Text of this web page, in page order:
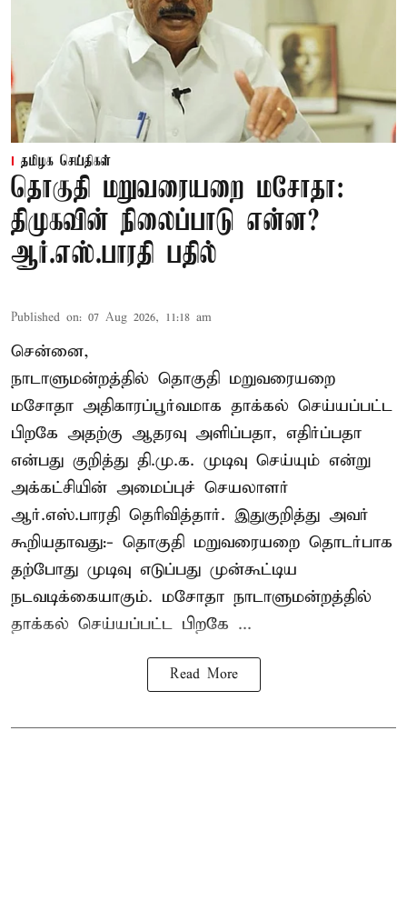
தமிழக செய்திகள்
தொகுதி மறுவரையறை மசோதா:
திமுகவின் நிலைப்பாடு என்ன?
ஆர்.எஸ்.பாரதி பதில்
Published on: 07 Aug 2026, 11:18 am
சென்னை,
நாடாளுமன்றத்தில் தொகுதி மறுவரையறை
மசோதா அதிகாரப்பூர்வமாக தாக்கல் செய்யப்பட்ட
பிறகே அதற்கு ஆதரவு அளிப்பதா, எதிர்ப்பதா
என்பது குறித்து தி.மு.க. முடிவு செய்யும் என்று
அக்கட்சியின் அமைப்புச் செயலாளர்
ஆர்.எஸ்.பாரதி தெரிவித்தார். இதுகுறித்து அவர்
கூறியதாவது:- தொகுதி மறுவரையறை தொடர்பாக
தற்போது முடிவு எடுப்பது முன்கூட்டிய
நடவடிக்கையாகும். மசோதா நாடாளுமன்றத்தில்
தாக்கல் செய்யப்பட்ட பிறகே ...
Read More